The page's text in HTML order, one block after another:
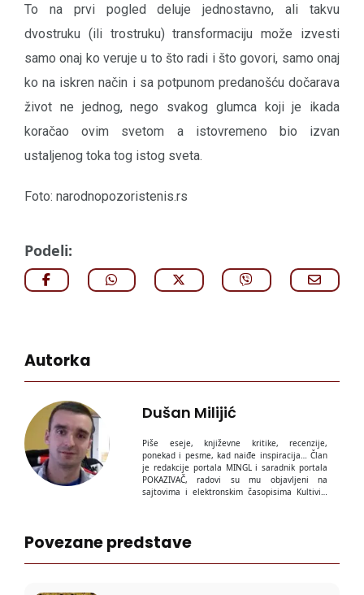
To na prvi pogled deluje jednostavno, ali takvu
dvostruku (ili trostruku) transformaciju može izvesti
samo onaj ko veruje u to što radi i što govori, samo onaj
ko na iskren način i sa potpunom predanošću dočarava
život ne jednog, nego svakog glumca koji je ikada
koračao ovim svetom a istovremeno bio izvan
ustaljenog toka tog istog sveta.
Foto: narodnopozoristenis.rs
Podeli:
Autorka
Dušan Milijić
Piše eseje, književne kritike, recenzije,
ponekad i pesme, kad naiđe inspiracija… Član
je redakcije portala MINGL i saradnik portala
POKAZIVAČ, radovi su mu objavljeni na
sajtovima i elektronskim časopisima Kultiviši
Povezane predstave